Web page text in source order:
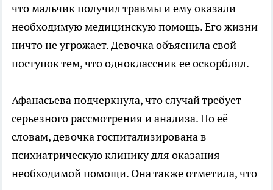
что мальчик получил травмы и ему оказали
необходимую медицинскую помощь. Его жизни
ничто не угрожает. Девочка объяснила свой
поступок тем, что одноклассник ее оскорблял.
Афанасьева подчеркнула, что случай требует
серьезного рассмотрения и анализа. По её
словам, девочка госпитализирована в
психиатрическую клинику для оказания
необходимой помощи. Она также отметила, что